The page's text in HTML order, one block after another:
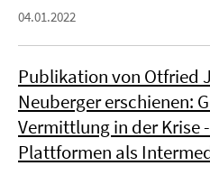
04.01.2022
Publikation von Otfried
Neuberger erschienen:
Vermittlung in der Krise
Plattformen als